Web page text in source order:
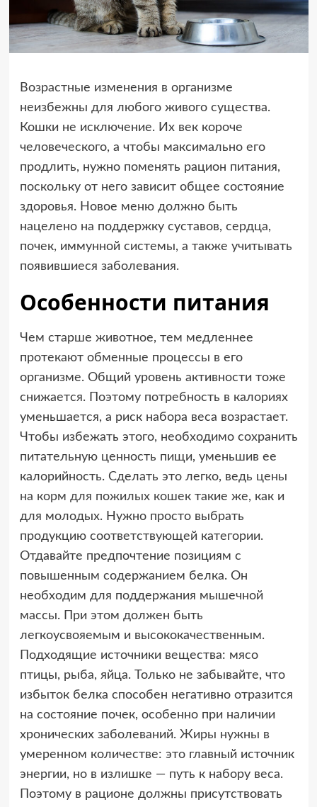
Возрастные изменения в организме
неизбежны для любого живого существа.
Кошки не исключение. Их век короче
человеческого, а чтобы максимально его
продлить, нужно поменять рацион питания,
поскольку от него зависит общее состояние
здоровья. Новое меню должно быть
нацелено на поддержку суставов, сердца,
почек, иммунной системы, а также учитывать
появившиеся заболевания.
Особенности питания
Чем старше животное, тем медленнее
протекают обменные процессы в его
организме. Общий уровень активности тоже
снижается. Поэтому потребность в калориях
уменьшается, а риск набора веса возрастает.
Чтобы избежать этого, необходимо сохранить
питательную ценность пищи, уменьшив ее
калорийность. Сделать это легко, ведь цены
на корм для пожилых кошектакие же, как и
для молодых. Нужно просто выбрать
продукцию соответствующей категории.
Отдавайте предпочтение позициям с
повышенным содержанием белка. Он
необходим для поддержания мышечной
массы. При этом должен быть
легкоусвояемым и высококачественным.
Подходящие источники вещества: мясо
птицы, рыба, яйца. Только не забывайте, что
избыток белка способен негативно отразится
на состояние почек, особенно при наличии
хронических заболеваний. Жиры нужны в
умеренном количестве: это главный источник
энергии, но в излишке — путь к набору веса.
Поэтому в рационе должны присутствовать